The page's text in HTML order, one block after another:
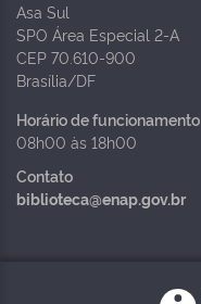
Asa Sul
SPO Área Especial 2-A
CEP 70.610-900
Brasília/DF
Horário de funcionamento
08h00 às 18h00
Contato
biblioteca@enap.gov.br